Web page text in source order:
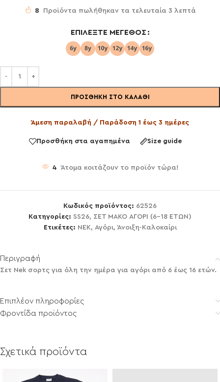
8 Προϊόντα πωλήθηκαν τα τελευταία 3 λεπτά
ΕΠΙΛΈΞΤΕ ΜΈΓΕΘΟΣ
ΠΡΟΣΘΉΚΗ ΣΤΟ ΚΑΛΆΘΙ
Άμεση παραλαβή / Παράδοση 1 έως 3 ημέρες
Προσθήκη στα αγαπημένα Size guide
4 Άτομα κοιτάζουν το προϊόν τώρα!
Κωδικός προϊόντος: 62526
Κατηγορίες: SS26, ΣΕΤ ΜΑΚΟ ΑΓΟΡΙ (6-18 ΕΤΩΝ)
Ετικέτες: NEK, Αγόρι, Άνοιξη-Καλοκαίρι
Περιγραφή
Σετ Nek σορτς για όλη την ημέρα για αγόρι από 6 έως 16 ετών.
Επιπλέον πληροφορίες
Φροντίδα προϊόντος
Σχετικά προϊόντα